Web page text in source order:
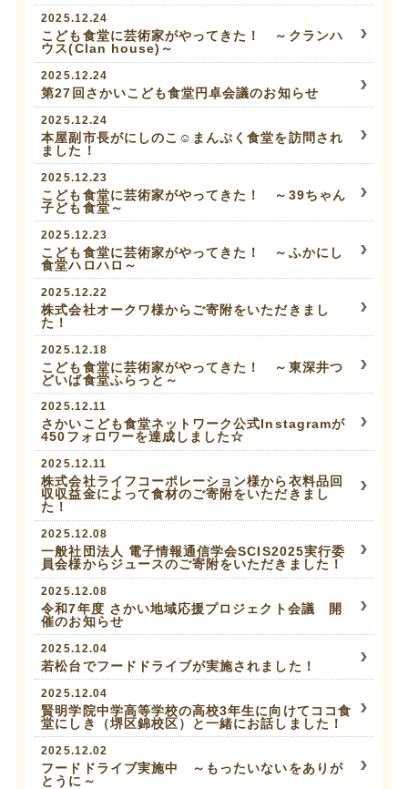
2025.12.24
こども食堂に芸術家がやってきた！ ～クランハ
ウス(Clan house)～
2025.12.24
第27回さかいこども食堂円卓会議のお知らせ
2025.12.24
本屋副市長がにしのこ☺まんぷく食堂を訪問され
ました！
2025.12.23
こども食堂に芸術家がやってきた！ ～39ちゃん
子ども食堂～
2025.12.23
こども食堂に芸術家がやってきた！ ～ふかにし
食堂ハロハロ～
2025.12.22
株式会社オークワ様からご寄附をいただきまし
た！
2025.12.18
こども食堂に芸術家がやってきた！ ～東深井つ
どいば食堂ふらっと～
2025.12.11
さかいこども食堂ネットワーク公式Instagramが
450フォロワーを達成しました☆
2025.12.11
株式会社ライフコーポレーション様から衣料品回
収収益金によって食材のご寄附をいただきまし
た！
2025.12.08
一般社団法人 電子情報通信学会SCIS2025実行委
員会様からジュースのご寄附をいただきました！
2025.12.08
令和7年度 さかい地域応援プロジェクト会議 開
催のお知らせ
2025.12.04
若松台でフードドライブが実施されました！
2025.12.04
賢明学院中学高等学校の高校3年生に向けてココ食
堂にしき（堺区錦校区）と一緒にお話しました！
2025.12.02
フードドライブ実施中 ～もったいないをありが
とうに～